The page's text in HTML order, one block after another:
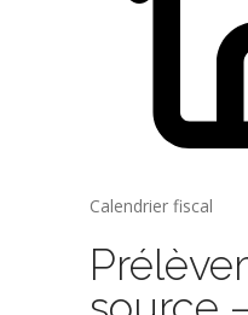
Calendrier fiscal